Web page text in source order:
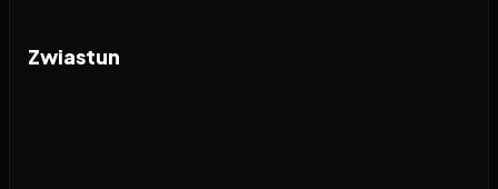
Zwiastun